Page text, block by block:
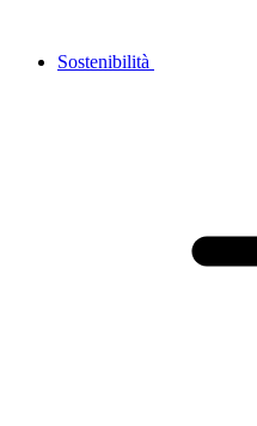
Sostenibilità